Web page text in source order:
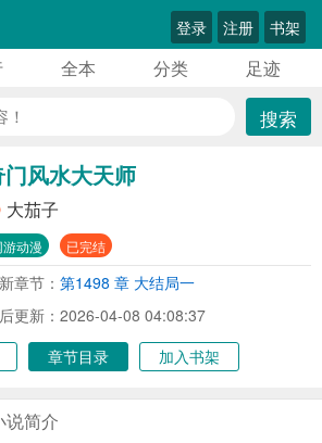
登录 注册 书架
全本 分类 足迹
搜索
风水大天师
大茄子
游动漫 已完结
章节： 第1498 章 大结局一
更新：2026-04-08 04:08:37
章节目录 加入书架
说简介